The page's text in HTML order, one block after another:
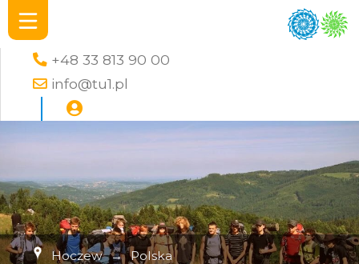
+48 33 813 90 00
info@tu1.pl
Hoczew → Polska